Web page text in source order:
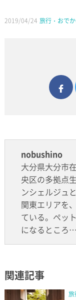
2019/04/24 旅行・おで
nobushino
大分県大分市
央区の多拠点
ンシェルジュ
関東エリアを
ている。ペッ
になるところ…
関連記事
旅